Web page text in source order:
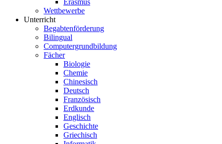
Erasmus
Wettbewerbe
Unterricht
Begabtenförderung
Bilingual
Computergrundbildung
Fächer
Biologie
Chemie
Chinesisch
Deutsch
Französisch
Erdkunde
Englisch
Geschichte
Griechisch